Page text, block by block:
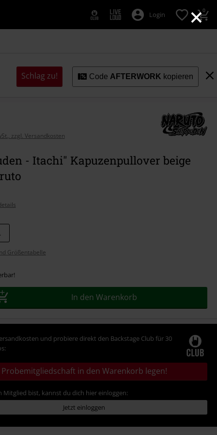
×
Login 0
Schlag zu! Code AFTERWORK kopieren
zzgl. Versandkosten
- Itachi" Kapuzenpullover beige
Größentabelle
In den Warenkorb
und probiere direkt den Backstage Club für 30
Probemitgliedschaft in den Warenkorb legen!
Mitglied bist, kannst du dich hier einloggen:
Jetzt einloggen